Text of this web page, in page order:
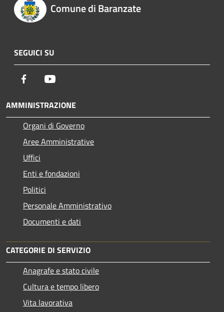
Comune di Baranzate
SEGUICI SU
Facebook
AMMINISTRAZIONE
Organi di Governo
Aree Amministrative
Uffici
Enti e fondazioni
Politici
Personale Amministrativo
Documenti e dati
CATEGORIE DI SERVIZIO
Anagrafe e stato civile
Cultura e tempo libero
Vita lavorativa